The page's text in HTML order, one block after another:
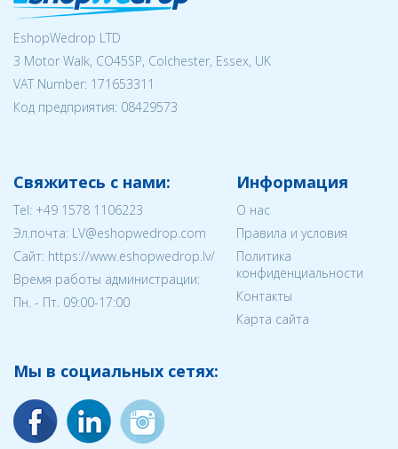
EshopWedrop LTD
3 Motor Walk, CO45SP, Colchester, Essex, UK
VAT Number: 171653311
Код предприятия: 08429573
Свяжитесь с нами:
Tel: +49 1578 1106223
Эл.почта: LV@eshopwedrop.com
Cайт: https://www.eshopwedrop.lv/
Время работы администрации:
Пн. - Пт. 09:00-17:00
Информация
О нас
Правила и условия
Политика
конфиденциальности
Контакты
Карта сайта
Мы в социальных сетях: